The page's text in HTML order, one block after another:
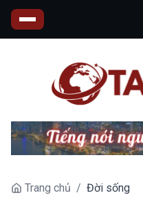
Trang chủ / Đời sống